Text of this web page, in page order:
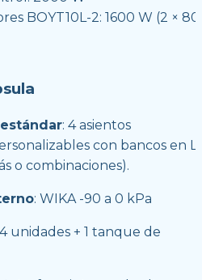
BOYT10L-2: 1600 W (2 ×
: 4 asientos
con bancos en L,
o combinaciones).
: WIKA -90 a 0 kPa
unidades + 1 tanque de